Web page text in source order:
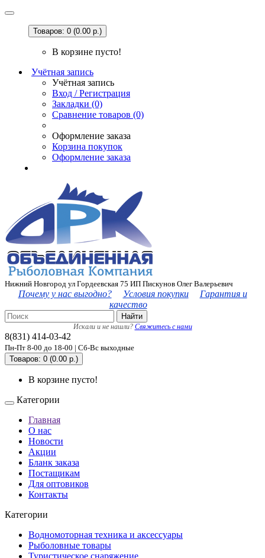
Товаров: 0 (0.00 р.)
В корзине пусто!
Учётная запись
Учётная запись
Вход / Регистрация
Закладки (0)
Сравнение товаров (0)
Оформление заказа
Корзина покупок
Оформление заказа
Нижний Новгород ул Гордеевская 75 ИП Пискунов Олег Валерьевич
Почему у нас выгодно? Условия покупки
Гарантия и
качество
Найти
Искали и не нашли? Свяжитесь с нами
8(831) 414-03-42
Пн-Пт 8-00 до 18-00 | Сб-Вс выходные
Товаров: 0 (0.00 р.)
В корзине пусто!
Категории
Главная
О нас
Новости
Акции
Бланк заказа
Постащикам
Для оптовиков
Контакты
Категории
Водномоторная техника и аксессуары
Рыболовные товары
Туристическое снаряжение